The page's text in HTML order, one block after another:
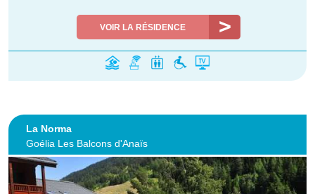
VOIR LA RÉSIDENCE
La Norma
Goélia Les Balcons d'Anaïs